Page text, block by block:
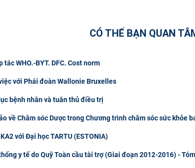
CÓ THỂ BẠN QUAN
WHO.-BYT. DFC. Cost norm
với Phái đoàn Wallonie Bruxelles
bệnh nhân và tuân thủ điều trị
về Chăm sóc Dược trong Chương trình chăm sóc sức khỏe
với Đại học TARTU (ESTONIA)
y tế do Quỹ Toàn cầu tài trợ (Giai đoạn 2012-2016) -